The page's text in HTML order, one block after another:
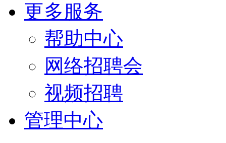
更多服务
帮助中心
网络招聘会
视频招聘
管理中心